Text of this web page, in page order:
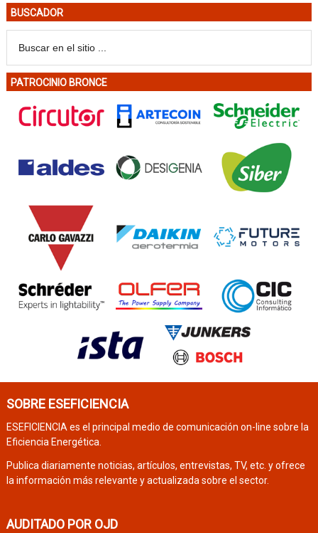
BUSCADOR
PATROCINIO BRONCE
SOBRE ESEFICIENCIA
ESEFICIENCIA es el principal medio de comunicación on-line sobre la
Eficiencia Energética.
Publica diariamente noticias, artículos, entrevistas, TV, etc. y ofrece
la información más relevante y actualizada sobre el sector.
AUDITADO POR OJD